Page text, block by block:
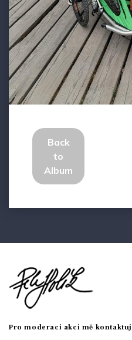
Back
to
Album
Pro moderaci akcí mě